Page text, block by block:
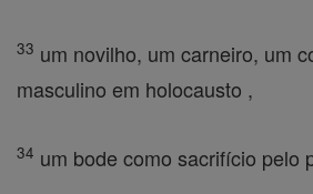
33 um novilho, um carneiro, um
masculino em holocausto ,
34 um bode como sacrifício pelo